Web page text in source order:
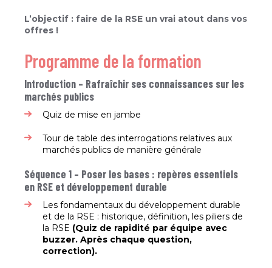
L’objectif : faire de la RSE un vrai atout dans vos
offres ! ​
Programme de la formation
Introduction – Rafraîchir ses connaissances sur les
marchés publics
Quiz de mise en jambe​
Tour de table des interrogations relatives aux
marchés publics de manière générale ​
Séquence 1 – Poser les bases : repères essentiels
en RSE et développement durable
Les fondamentaux du développement durable
et de la RSE : historique, définition, les piliers de
la RSE (Quiz de rapidité par équipe avec
buzzer. Après chaque question,
correction).